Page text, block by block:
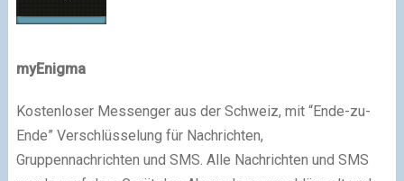
myEnigma
Kostenloser Messenger aus der Schweiz, mit “Ende-zu-
Ende” Verschlüsselung für Nachrichten,
Gruppennachrichten und SMS. Alle Nachrichten und SMS